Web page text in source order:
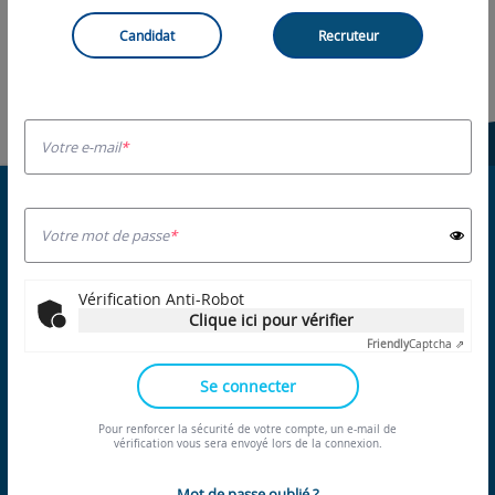
Candidat Recruteur
Votre e-mail
Votre mot de passe
Vérification Anti-Robot
Clique ici pour vérifier
FriendlyCaptcha ⇗
Se connecter
Pour renforcer la sécurité de votre compte, un e-mail de
vérification vous sera envoyé lors de la connexion.
Site officiel du Département de l’Allier
Côté formation en Auvergne-Rhône-Alpes